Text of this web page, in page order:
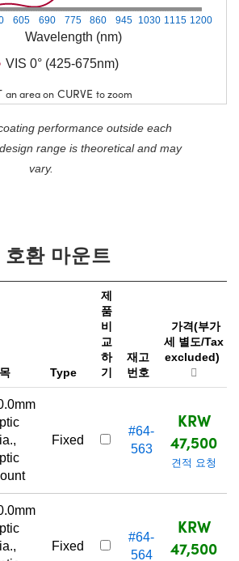
Wavelength (nm)
605 690 775 860 945 1030 1115 1200
VIS 0° (425-675nm)
an area on CURVE to zoom
performance outside each
range is theoretical and may
vary.
호환 마운트
Type
제
품
비
교
하
기
재고
번호
가격(부가
세 별도/Tax
excluded)
Fixed
#64-
563
KRW
47,500
견적 요청
Fixed
#64-
564
KRW
47,500